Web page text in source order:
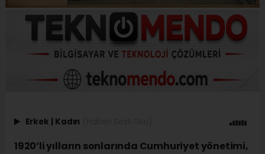
Erkek Kadın
1920’li yılların sonlarında Cumhuriyet yönetimi,